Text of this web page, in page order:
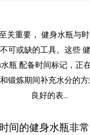
关重要， 健身水瓶与
可或缺的工具。这些
瓶 配备时间标记，正
锻炼期间补充水分的
良好的表...
间的健身水瓶非